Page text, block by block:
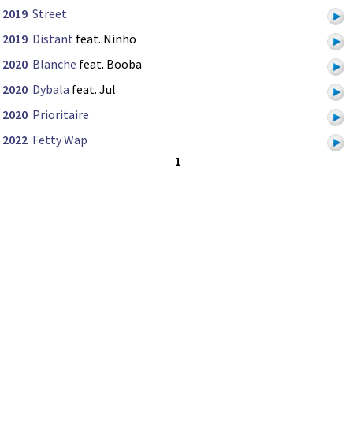
2019 Street
2019 Distant feat. Ninho
2020 Blanche feat. Booba
2020 Dybala feat. Jul
2020 Prioritaire
2022 Fetty Wap
1